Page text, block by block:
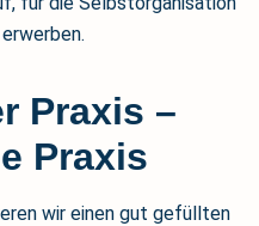
Praxis –
Praxis
wir einen gut gefüllten